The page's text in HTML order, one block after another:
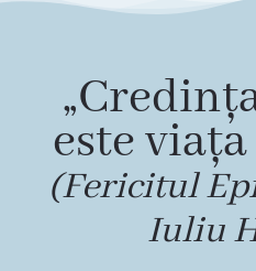
este
(Fericitul
Iuliu